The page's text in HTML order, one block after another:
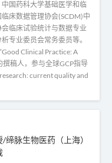
国药科大学基础医学和临
床数据管理协会(SCDM)中
临床试验统计与数据专业
专业委员会常务委员等。
Clinical Practice: A
撰稿人，参与全球GCP指导
current quality and
脉生物医药（上海）